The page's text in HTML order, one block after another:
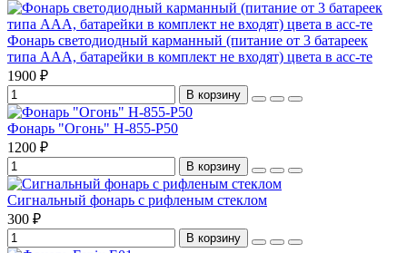
Фонарь светодиодный карманный (питание от 3 батареек
типа ААА, батарейки в комплект не входят) цвета в асс-те
1900 ₽
В корзину
Фонарь "Огонь" H-855-P50
1200 ₽
В корзину
Сигнальный фонарь с рифленым стеклом
300 ₽
В корзину